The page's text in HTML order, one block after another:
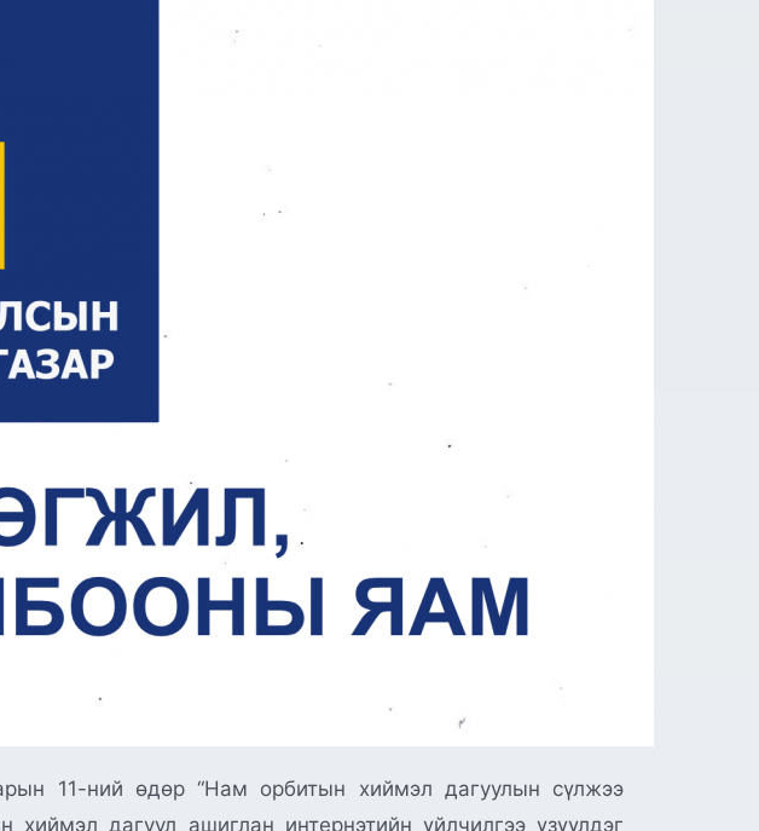
11-ний өдөр “Нам орбитын хиймэл дагуулын сүлжээ
дагуул ашиглан интернэтийн үйлчилгээ үзүүлдэг